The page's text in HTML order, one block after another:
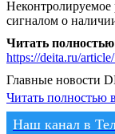
Неконтролируемое
сигналом о
Читать
https://deita.ru/
Главные новости
Читать полностью
Наш канал в